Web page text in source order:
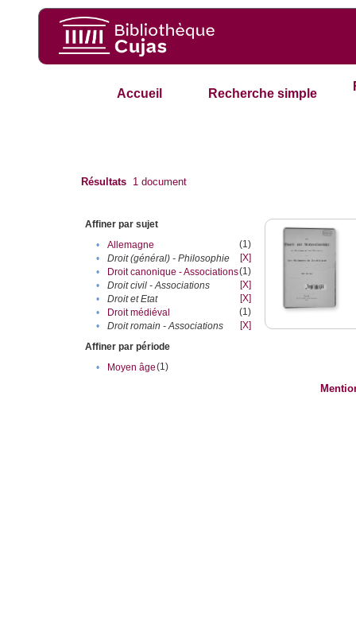
Accueil Recherche simple
Résultats 1 document
Affiner par sujet
•
Allemagne
(1)
•
Droit (général) - Philosophie
[X]
•
Droit canonique - Associations(1)
•
Droit civil - Associations
[X]
•
Droit et Etat
[X]
•
Droit médiéval
(1)
•
Droit romain - Associations
[X]
Affiner par période
•
Moyen âge(1)